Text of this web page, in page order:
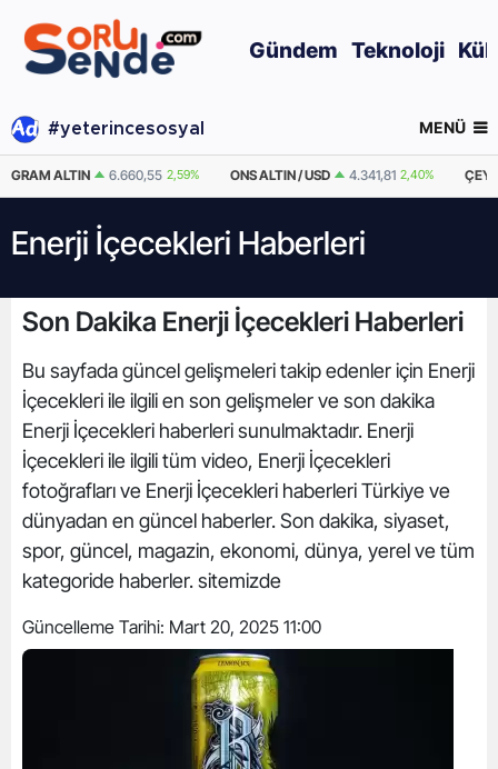
Gündem Teknoloji
#yeterincesosyal MENÜ
GRAM ALTIN 6.660,55 2,59% ONS ALTIN / USD 4.341,81 2,40%
Enerji İçecekleri Haberleri
Son Dakika Enerji İçecekleri Haberleri
Bu sayfada güncel gelişmeleri takip edenler için Enerji
İçecekleri ile ilgili en son gelişmeler ve son dakika
Enerji İçecekleri haberleri sunulmaktadır. Enerji
İçecekleri ile ilgili tüm video, Enerji İçecekleri
fotoğrafları ve Enerji İçecekleri haberleri Türkiye ve
dünyadan en güncel haberler. Son dakika, siyaset,
spor, güncel, magazin, ekonomi, dünya, yerel ve tüm
kategoride haberler. sitemizde
Güncelleme Tarihi: Mart 20, 2025 11:00